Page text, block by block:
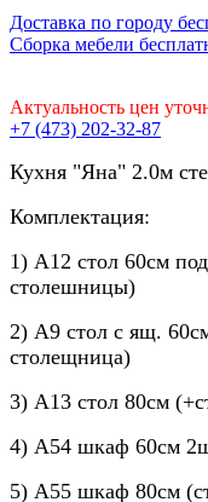
Доставка по городу
Сборка мебели
Актуальность цен
+7 (473) 202-32-87
Кухня "Яна" 2.0м
Комплектация:
1) А12 стол 60см
столешницы)
2) А9 стол с ящ.
столещница)
3) А13 стол 80см
4) А54 шкаф 60см
5) А55 шкаф 80см